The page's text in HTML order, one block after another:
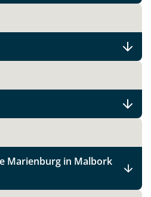
Marienburg in Malbork